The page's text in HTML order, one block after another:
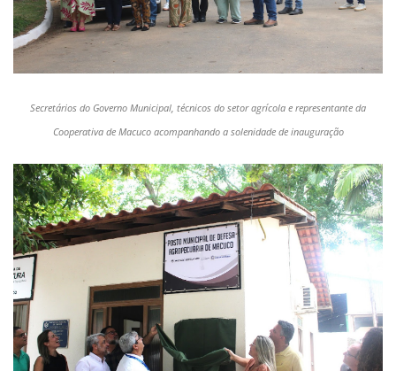
Secretários do Governo Municipal, técnicos do setor agrícola e representante da
Cooperativa de Macuco acompanhando a solenidade de inauguração